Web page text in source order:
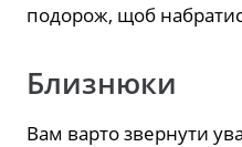
подорож, щоб
Близнюки
Вам варто звернути